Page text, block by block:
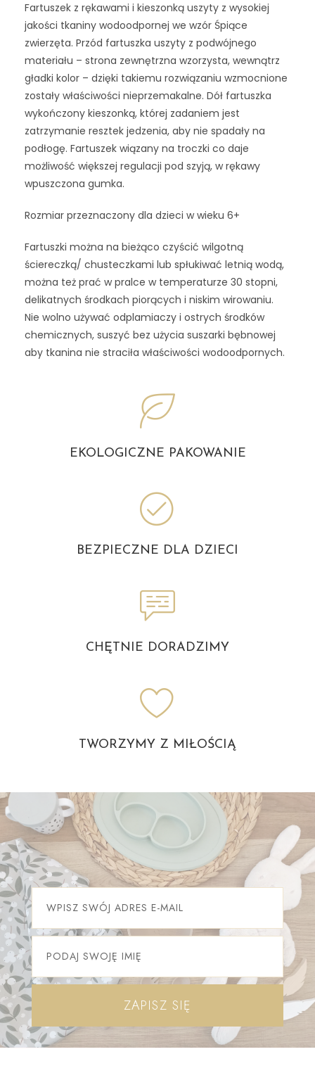
Fartuszek z rękawami i kieszonką uszyty z wysokiej
jakości tkaniny wodoodpornej we wzór Śpiące
zwierzęta. Przód fartuszka uszyty z podwójnego
materiału – strona zewnętrzna wzorzysta, wewnątrz
gładki kolor – dzięki takiemu rozwiązaniu wzmocnione
zostały właściwości nieprzemakalne. Dół fartuszka
wykończony kieszonką, której zadaniem jest
zatrzymanie resztek jedzenia, aby nie spadały na
podłogę. Fartuszek wiązany na troczki co daje
możliwość większej regulacji pod szyją, w rękawy
wpuszczona gumka.
Rozmiar przeznaczony dla dzieci w wieku 6+
Fartuszki można na bieżąco czyścić wilgotną
ściereczką/ chusteczkami lub spłukiwać letnią wodą,
można też prać w pralce w temperaturze 30 stopni,
delikatnych środkach piorących i niskim wirowaniu.
Nie wolno używać odplamiaczy i ostrych środków
chemicznych, suszyć bez użycia suszarki bębnowej
aby tkanina nie straciła właściwości wodoodpornych.
EKOLOGICZNE PAKOWANIE
BEZPIECZNE DLA DZIECI
CHĘTNIE DORADZIMY
TWORZYMY Z MIŁOŚCIĄ
ZAPISZ SIĘ